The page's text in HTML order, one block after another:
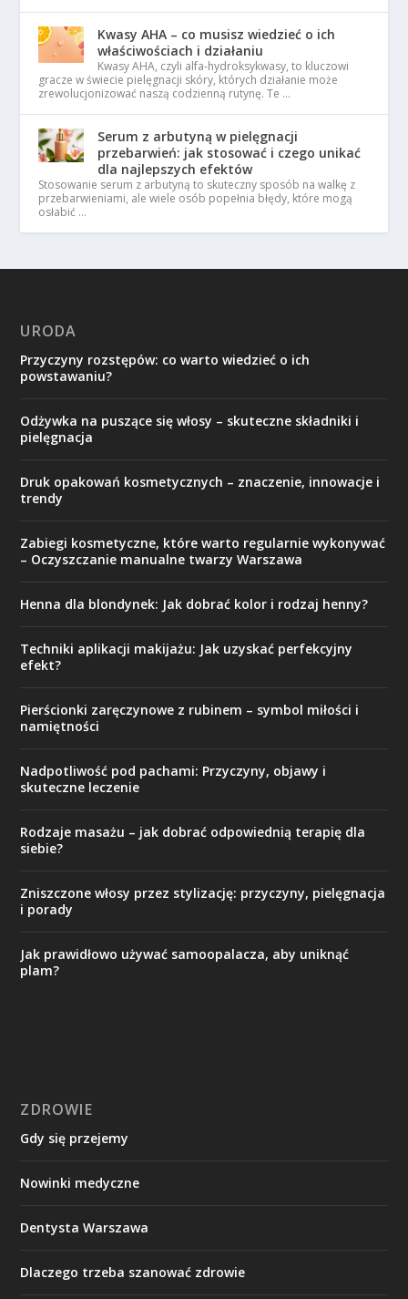
Kwasy AHA – co musisz wiedzieć o ich
właściwościach i działaniu
Kwasy AHA, czyli alfa-hydroksykwasy, to kluczowi
gracze w świecie pielęgnacji skóry, których działanie może
zrewolucjonizować naszą codzienną rutynę. Te …
Serum z arbutyną w pielęgnacji
przebarwień: jak stosować i czego unikać
dla najlepszych efektów
Stosowanie serum z arbutyną to skuteczny sposób na walkę z
przebarwieniami, ale wiele osób popełnia błędy, które mogą
osłabić …
URODA
Przyczyny rozstępów: co warto wiedzieć o ich
powstawaniu?
Odżywka na puszące się włosy – skuteczne składniki i
pielęgnacja
Druk opakowań kosmetycznych – znaczenie, innowacje i
trendy
Zabiegi kosmetyczne, które warto regularnie wykonywać
– Oczyszczanie manualne twarzy Warszawa
Henna dla blondynek: Jak dobrać kolor i rodzaj henny?
Techniki aplikacji makijażu: Jak uzyskać perfekcyjny
efekt?
Pierścionki zaręczynowe z rubinem – symbol miłości i
namiętności
Nadpotliwość pod pachami: Przyczyny, objawy i
skuteczne leczenie
Rodzaje masażu – jak dobrać odpowiednią terapię dla
siebie?
Zniszczone włosy przez stylizację: przyczyny, pielęgnacja
i porady
Jak prawidłowo używać samoopalacza, aby uniknąć
plam?
ZDROWIE
Gdy się przejemy
Nowinki medyczne
Dentysta Warszawa
Dlaczego trzeba szanować zdrowie